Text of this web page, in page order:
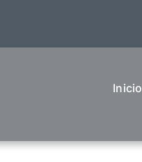
Inicio